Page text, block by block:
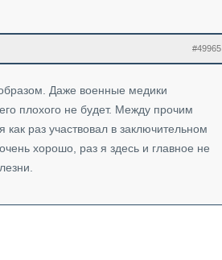
#49965
Даже военные медики
плохого не будет. Между прочим
раз участвовал в заключительном
хорошо, раз я здесь и главное не